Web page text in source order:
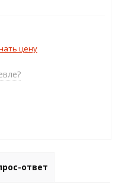
цену
ответ